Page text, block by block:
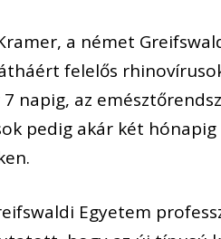
a német
felelős
napig, az
pedig akár két
Egyetem